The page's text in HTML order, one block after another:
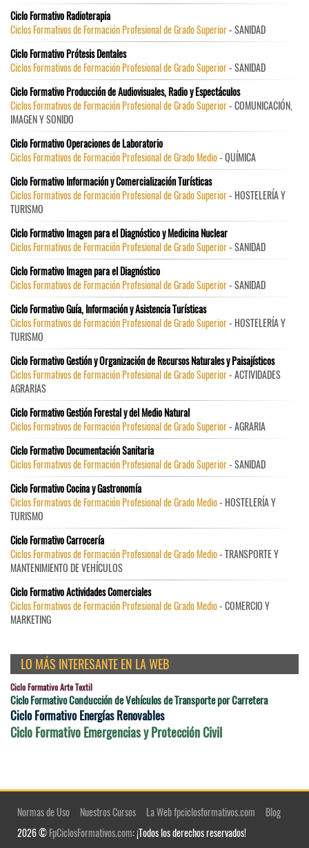
Ciclo Formativo Radioterapia
Ciclos Formativos de Formación Profesional de Grado Superior- SANIDAD
Ciclo Formativo Prótesis Dentales
Ciclos Formativos de Formación Profesional de Grado Superior- SANIDAD
Ciclo Formativo Producción de Audiovisuales, Radio y Espectáculos
Ciclos Formativos de Formación Profesional de Grado Superior- COMUNICACIÓN,
IMAGEN Y SONIDO
Ciclo Formativo Operaciones de Laboratorio
Ciclos Formativos de Formación Profesional de Grado Medio- QUÍMICA
Ciclo Formativo Información y Comercialización Turísticas
Ciclos Formativos de Formación Profesional de Grado Superior- HOSTELERÍA Y
TURISMO
Ciclo Formativo Imagen para el Diagnóstico y Medicina Nuclear
Ciclos Formativos de Formación Profesional de Grado Superior- SANIDAD
Ciclo Formativo Imagen para el Diagnóstico
Ciclos Formativos de Formación Profesional de Grado Superior- SANIDAD
Ciclo Formativo Guía, Información y Asistencia Turísticas
Ciclos Formativos de Formación Profesional de Grado Superior- HOSTELERÍA Y
TURISMO
Ciclo Formativo Gestión y Organización de Recursos Naturales y Paisajísticos
Ciclos Formativos de Formación Profesional de Grado Superior- ACTIVIDADES
AGRARIAS
Ciclo Formativo Gestión Forestal y del Medio Natural
Ciclos Formativos de Formación Profesional de Grado Superior- AGRARIA
Ciclo Formativo Documentación Sanitaria
Ciclos Formativos de Formación Profesional de Grado Superior- SANIDAD
Ciclo Formativo Cocina y Gastronomía
Ciclos Formativos de Formación Profesional de Grado Medio- HOSTELERÍA Y
TURISMO
Ciclo Formativo Carrocería
Ciclos Formativos de Formación Profesional de Grado Medio- TRANSPORTE Y
MANTENIMIENTO DE VEHÍCULOS
Ciclo Formativo Actividades Comerciales
Ciclos Formativos de Formación Profesional de Grado Medio- COMERCIO Y
MARKETING
LO MÁS INTERESANTE EN LA WEB
Ciclo Formativo Arte Textil
Ciclo Formativo Conducción de Vehículos de Transporte por Carretera
Ciclo Formativo Energías Renovables
Ciclo Formativo Emergencias y Protección Civil
Normas de Uso Nuestros Cursos La Web fpciclosformativos.com
Blog
2026 ©FpCiclosFormativos.com: ¡Todos los derechos reservados!